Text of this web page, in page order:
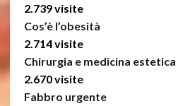
2.739 visite
Cos’è l’obesità
2.714 visite
Chirurgia e medicina estetica
2.670 visite
Fabbro urgente